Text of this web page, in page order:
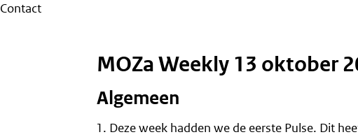
Contact
MOZa Weekly 13 oktober
Algemeen
Deze week hadden we de eerste Pulse. Dit